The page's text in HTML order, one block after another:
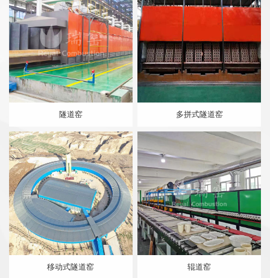
隧道窑 多拼式隧道窑
移动式隧道窑 辊道窑